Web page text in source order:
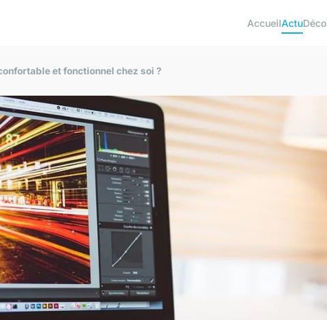
AccueilActuDéco
et fonctionnel chez soi ?